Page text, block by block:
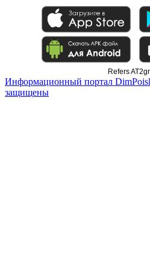
Refers
Информационный портал
защищены